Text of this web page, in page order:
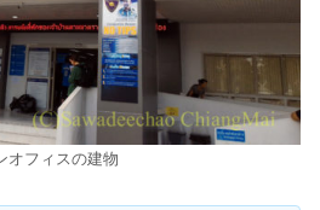
オフィスの建物